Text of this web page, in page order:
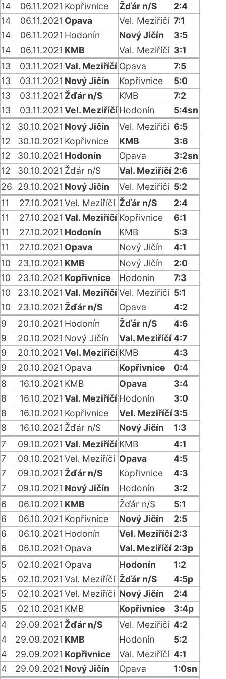
14
06.11.2021 Kopřivnice Žďár n/S
2:4
14
06.11.2021 Opava Vel. Meziříčí 7:1
14
06.11.2021 Hodonín Nový Jičín
3:5
14
06.11.2021 KMB Val. Meziříčí 3:1
13
03.11.2021 Val. Meziříčí Opava
7:5
13
03.11.2021 Nový Jičín Kopřivnice
5:0
13
03.11.2021 Žďár n/S KMB
7:2
13
03.11.2021 Vel. MeziříčíHodonín
5:4sn
12
30.10.2021 Nový Jičín Vel. Meziříčí 6:5
12
30.10.2021 Kopřivnice KMB
3:6
12
30.10.2021 Hodonín Opava
3:2sn
12
30.10.2021 Žďár n/S Val. Meziříčí 2:6
26
29.10.2021 Nový Jičín Vel. Meziříčí 5:2
11
27.10.2021 Vel. Meziříčí Žďár n/S
2:4
11
27.10.2021 Val. Meziříčí Kopřivnice
6:1
11
27.10.2021 Hodonín KMB
5:3
11
27.10.2021 Opava Nový Jičín
4:1
10
23.10.2021 KMB Nový Jičín
2:0
10
23.10.2021 Kopřivnice Hodonín
7:3
10
23.10.2021 Val. MeziříčíVel. Meziříčí 5:1
10
23.10.2021 Žďár n/S Opava
4:2
9
20.10.2021 Hodonín Žďár n/S
4:6
9
20.10.2021 Nový Jičín Val. Meziříčí4:7
9
20.10.2021 Vel. MeziříčíKMB
4:3
9
20.10.2021 Opava Kopřivnice
0:4
8
16.10.2021 KMB Opava
3:4
8
16.10.2021 Val. Meziříčí Hodonín
3:0
8
16.10.2021 Kopřivnice Vel. Meziříčí3:5
8
16.10.2021 Žďár n/S Nový Jičín
1:3
7
09.10.2021 Val. Meziříčí KMB
4:1
7
09.10.2021 Vel. Meziříčí Opava
4:5
7
09.10.2021 Žďár n/S Kopřivnice
4:3
7
09.10.2021 Nový Jičín Hodonín
3:2
6
06.10.2021 KMB Žďár n/S
5:1
6
06.10.2021 Kopřivnice Nový Jičín
2:5
6
06.10.2021 Hodonín Vel. Meziříčí2:3
6
06.10.2021 Opava Val. Meziříčí 2:3p
5
02.10.2021 Opava Hodonín
1:2
5
02.10.2021 Val. Meziříčí Žďár n/S
4:5p
5
02.10.2021 Vel. Meziříčí Nový Jičín
2:4
5
02.10.2021 KMB Kopřivnice
3:4p
4
29.09.2021 Žďár n/S Vel. Meziříčí 4:2
4
29.09.2021 KMB Hodonín
5:2
4
29.09.2021 Kopřivnice Val. Meziříčí 4:1
4
29.09.2021 Nový Jičín Opava 1:0sn